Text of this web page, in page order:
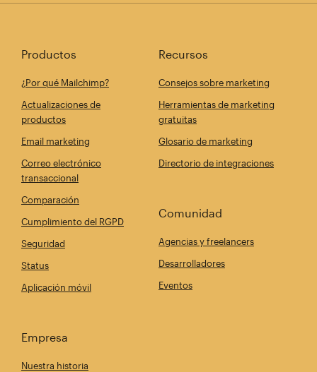
Productos
¿Por qué Mailchimp?
Actualizaciones de
productos
Email marketing
Correo electrónico
transaccional
Comparación
Cumplimiento del RGPD
Seguridad
Status
Aplicación móvil
Recursos
Consejos sobre marketing
Herramientas de marketing
gratuitas
Glosario de marketing
Directorio de integraciones
Comunidad
Agencias y freelancers
Desarrolladores
Eventos
Empresa
Nuestra historia